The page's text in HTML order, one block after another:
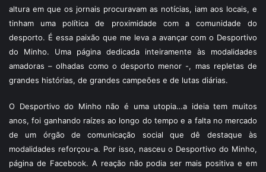
altura em que os jornais procuravam as notícias, iam aos locais, e
tinham uma política de proximidade com a comunidade do
desporto. É essa paixão que me leva a avançar com o Desportivo
do Minho. Uma página dedicada inteiramente às modalidades
amadoras – olhadas como o desporto menor -, mas repletas de
grandes histórias, de grandes campeões e de lutas diárias.
O Desportivo do Minho não é uma utopia…a ideia tem muitos
anos, foi ganhando raízes ao longo do tempo e a falta no mercado
de um órgão de comunicação social que dê destaque às
modalidades reforçou-a. Por isso, nasceu o Desportivo do Minho,
página de Facebook. A reação não podia ser mais positiva e em